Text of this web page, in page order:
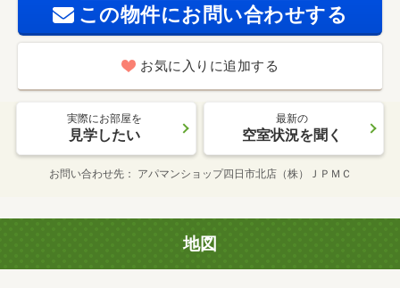
この物件にお問い合わせする
お気に入りに追加する
実際にお部屋を
見学したい
最新の
空室状況を聞く
お問い合わせ先 アパマンショップ四日市北店（株）ＪＰＭＣ
地図